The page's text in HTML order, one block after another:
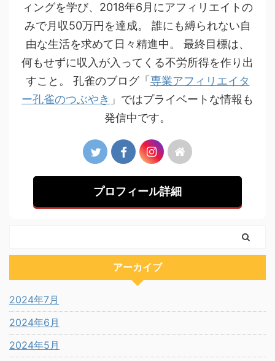
ィングを学び、2018年6月にアフィリエイトの
みで月収50万円を達成。 誰にも縛られない自
由な生活を求めて日々精進中。 最終目標は、
何もせずに収入が入ってくる不労所得を作り出
すこと。 孔雀のブログ「 専業アフィリエイタ
ー孔雀のつぶやき 」ではプライベートな情報も
発信中です。
プロフィール詳細
アーカイブ
2024年7月
2024年6月
2024年5月